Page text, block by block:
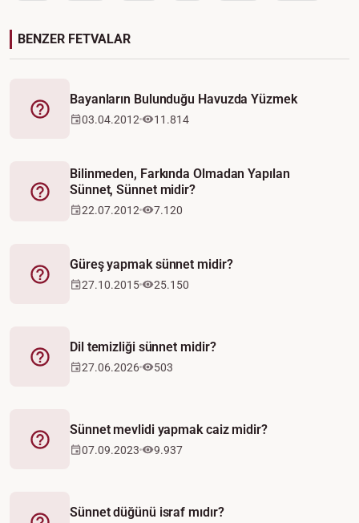
BENZER FETVALAR
Fetva
Bayanların Bulunduğu Havuzda Yüzmek
03.04.2012 11.814
Fetva
Bilinmeden, Farkında Olmadan Yapılan
Sünnet, Sünnet midir?
22.07.2012 7.120
Fetva
Güreş yapmak sünnet midir?
27.10.2015 25.150
Fetva
Dil temizliği sünnet midir?
27.06.2026 503
Fetva
Sünnet mevlidi yapmak caiz midir?
07.09.2023 9.937
Sünnet düğünü israf mıdır?